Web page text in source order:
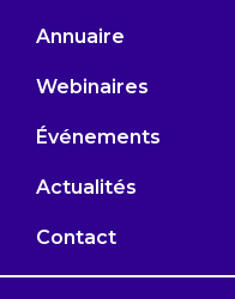
Annuaire
Webinaires
Événements
Actualités
Contact